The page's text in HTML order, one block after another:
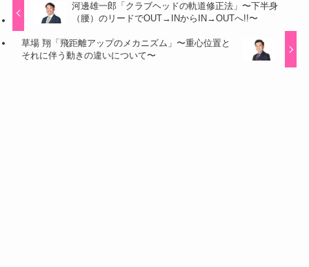
河邊雄一郎「クラブヘッドの軌道修正法」〜下半身
（腰）のリードでOUT→INからIN→OUTへ!!〜
草場 翔「飛距離アップのメカニズム」〜重心位置と
それに伴う動きの違いについて〜